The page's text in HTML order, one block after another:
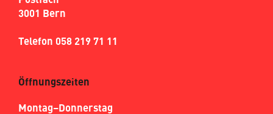
3001 Bern
Telefon 058 219 71 11
Öffnungszeiten
Montag–Donnerstag